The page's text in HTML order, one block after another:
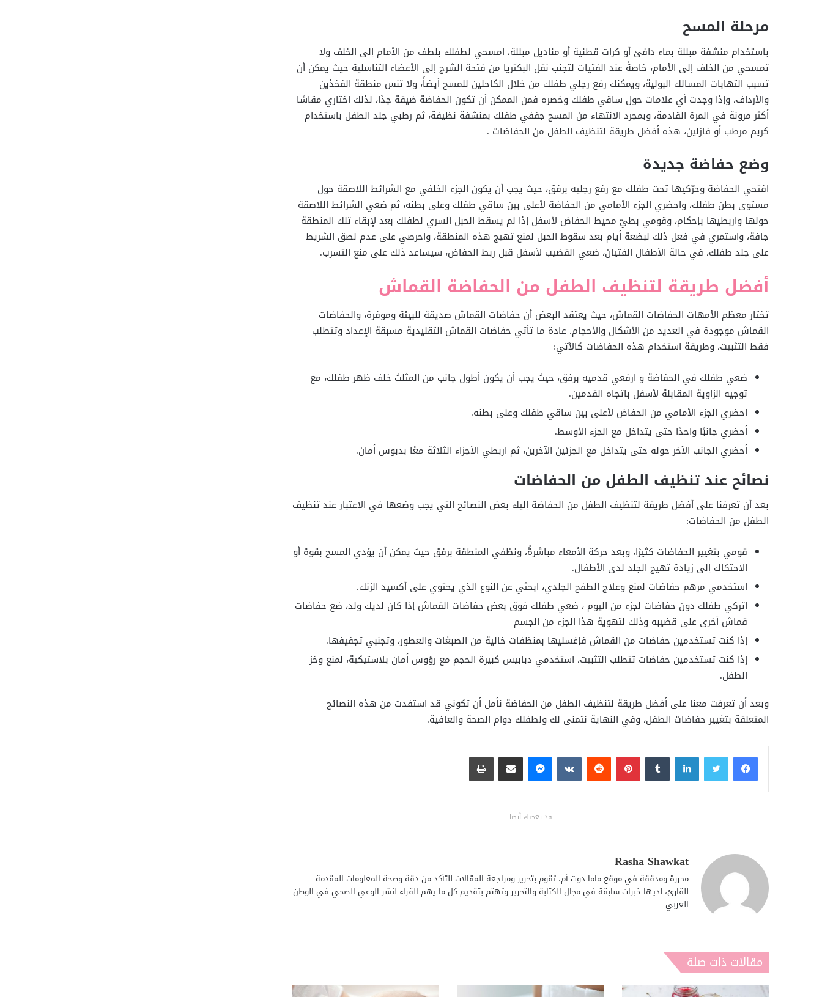
مرحلة المسح
باستخدام منشفة مبللة بماء دافئ أو كرات قطنية أو مناديل مبللة، امسحي لطفلك بلطف من الأمام إلى الخلف ولا
تمسحي من الخلف إلى الأمام، خاصةً عند الفتيات لتجنب نقل البكتريا من فتحة الشرج إلى الأعضاء التناسلية حيث يمكن أن
تسبب التهابات المسالك البولية، ويمكنك رفع رجلي طفلك من خلال الكاحلين للمسح أيضاً، ولا تنس منطقة الفخذين
والأرداف، وإذا وجدت أي علامات حول ساقي طفلك وخصره فمن الممكن أن تكون الحفاضة ضيقة جدًا، لذلك اختاري مقاسًا
أكثر مرونة في المرة القادمة، وبمجرد الانتهاء من المسح جففي طفلك بمنشفة نظيفة، ثم رطبي جلد الطفل باستخدام
كريم مرطب أو فازلين، هذه أفضل طريقة لتنظيف الطفل من الحفاضات .
وضع حفاضة جديدة
افتحي الحفاضة وحرّكيها تحت طفلك مع رفع رجليه برفق، حيث يجب أن يكون الجزء الخلفي مع الشرائط اللاصقة حول
مستوى بطن طفلك، واحضري الجزء الأمامي من الحفاضة لأعلى بين ساقي طفلك وعلى بطنه، ثم ضعي الشرائط اللاصقة
حولها واربطيها بإحكام، وقومي بطيّ محيط الحفاض لأسفل إذا لم يسقط الحبل السري لطفلك بعد لإبقاء تلك المنطقة
جافة، واستمري في فعل ذلك لبضعة أيام بعد سقوط الحبل لمنع تهيج هذه المنطقة، واحرصي على عدم لصق الشريط
على جلد طفلك، في حالة الأطفال الفتيان، ضعي القضيب لأسفل قبل ربط الحفاض، سيساعد ذلك على منع التسرب.
أفضل طريقة لتنظيف الطفل من الحفاضة القماش
تختار معظم الأمهات الحفاضات القماش، حيث يعتقد البعض أن حفاضات القماش صديقة للبيئة وموفرة، والحفاضات
القماش موجودة في العديد من الأشكال والأحجام. عادة ما تأتي حفاضات القماش التقليدية مسبقة الإعداد وتتطلب
فقط التثبيت، وطريقة استخدام هذه الحفاضات كالآتي:
ضعي طفلك في الحفاضة و ارفعي قدميه برفق، حيث يجب أن يكون أطول جانب من المثلث خلف ظهر طفلك، مع
توجيه الزاوية المقابلة لأسفل باتجاه القدمين.
احضري الجزء الأمامي من الحفاض لأعلى بين ساقي طفلك وعلى بطنه.
أحضري جانبًا واحدًا حتى يتداخل مع الجزء الأوسط.
أحضري الجانب الآخر حوله حتى يتداخل مع الجزئين الآخرين، ثم اربطي الأجزاء الثلاثة معًا بدبوس أمان.
نصائح عند تنظيف الطفل من الحفاضات
بعد أن تعرفنا على أفضل طريقة لتنظيف الطفل من الحفاضة إليك بعض النصائح التي يجب وضعها في الاعتبار عند تنظيف
الطفل من الحفاضات:
قومي بتغيير الحفاضات كثيرًا، وبعد حركة الأمعاء مباشرةً، ونظفي المنطقة برفق حيث يمكن أن يؤدي المسح بقوة أو
الاحتكاك إلى زيادة تهيج الجلد لدى الأطفال.
استخدمي مرهم حفاضات لمنع وعلاج الطفح الجلدي، ابحثي عن النوع الذي يحتوي على أكسيد الزنك.
اتركي طفلك دون حفاضات لجزء من اليوم ، ضعي طفلك فوق بعض حفاضات القماش إذا كان لديك ولد، ضع حفاضات
قماش أخرى على قضيبه وذلك لتهوية هذا الجزء من الجسم
إذا كنت تستخدمين حفاضات من القماش فإغسليها بمنظفات خالية من الصبغات والعطور، وتجنبي تجفيفها.
إذا كنت تستخدمين حفاضات تتطلب التثبيت، استخدمي دبابيس كبيرة الحجم مع رؤوس أمان بلاستيكية، لمنع وخز
الطفل.
وبعد أن تعرفت معنا على أفضل طريقة لتنظيف الطفل من الحفاضة نأمل أن تكوني قد استفدت من هذه النصائح
المتعلقة بتغيير حفاضات الطفل، وفي النهاية نتمنى لك ولطفلك دوام الصحة والعافية.
فيسبوكتويتر لينكدإن بينتيريست ماسنجر مشاركة عبر البريد طباعة
قد يعجبك أيضا
Rasha Shawkat
محررة ومدققة في موقع ماما دوت أم، تقوم بتحرير ومراجعة المقالات للتأكد من دقة وصحة المعلومات المقدمة
للقارئ، لديها خبرات سابقة في مجال الكتابة والتحرير وتهتم بتقديم كل ما يهم القراء لنشر الوعي الصحي في الوطن
العربي.
مقالات ذات صلة